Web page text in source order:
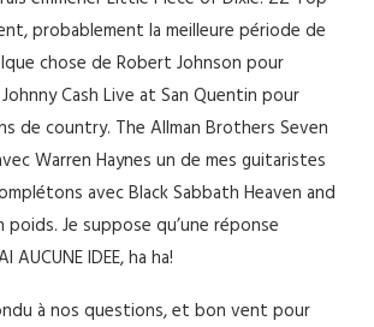
probablement la meilleure période de
chose de Robert Johnson pour
Cash Live at San Quentin pour
de country. The Allman Brothers Seven
Warren Haynes un de mes guitaristes
avec Black Sabbath Heaven and
Je suppose qu’une réponse
AUCUNE IDEE, ha ha!
à nos questions, et bon vent pour